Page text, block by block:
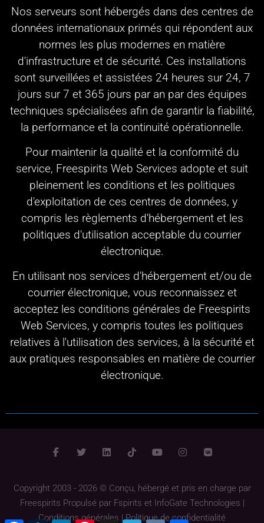
Nos serveurs sont hébergés dans des centres de
données internationaux primés qui répondent aux
normes les plus modernes en matière
d'infrastructure et de sécurité. Ces installations
sont surveillées et assistées 24 heures sur 24, 7
jours sur 7 et 365 jours par an par des équipes
techniques spécialisées afin de garantir la fiabilité,
la performance et la continuité opérationnelle.
Pour maintenir la qualité et la conformité du
service, Freespirits Web Services adopte et suit
pleinement les conditions et les politiques
d'exploitation de ces centres de données, y
compris les règlements d'hébergement et les
politiques d'utilisation acceptable du courrier
électronique.
En utilisant nos services d'hébergement et/ou de
courrier électronique, vous reconnaissez et
acceptez les conditions générales de Freespirits
Web Services, y compris toutes les politiques
relatives à l'utilisation des services, à la sécurité et
aux pratiques responsables en matière de courrier
électronique.
Copyright 2003 - 2026 © Conçu, hébergé et pris en charge par
Freespirits Propulsé par Fspirits et InfoGate Technologies |
Conditions générales |Politique de confidentialité